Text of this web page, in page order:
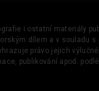
i ostatní materiály
dílem a v souladu s
právo jejich
publikování apod.